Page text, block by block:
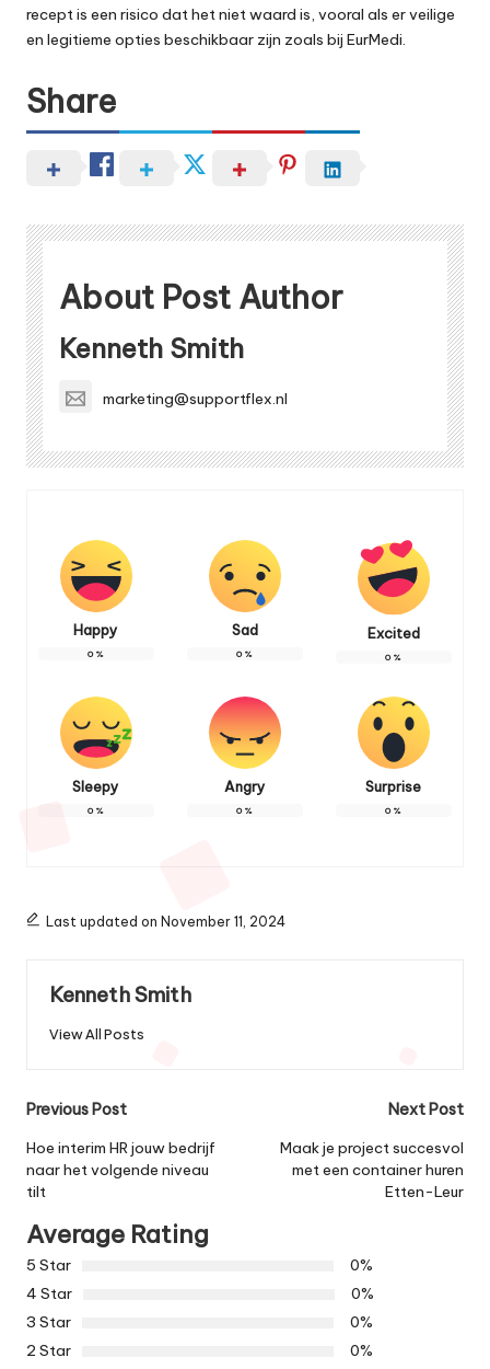
recept is een risico dat het niet waard is, vooral als er veilige
en legitieme opties beschikbaar zijn zoals bij EurMedi.
Share
About Post Author
Kenneth Smith
marketing@supportflex.nl
Happy
0%
Sad
0%
Excited
0%
Sleepy
0%
Angry
0%
Surprise
0%
Last updated on November 11, 2024
Kenneth Smith
View All Posts
Post
navigation
Previous Post
Hoe interim HR jouw bedrijf
naar het volgende niveau
tilt
Next Post
Maak je project succesvol
met een container huren
Etten-Leur
Average Rating
5 Star
0%
4 Star
0%
3 Star
0%
2 Star
0%